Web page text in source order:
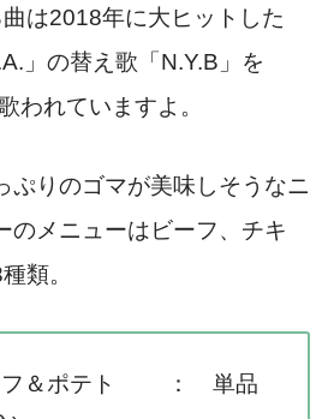
は2018年に大ヒットした
」の替え歌「N.Y.B」を
われていますよ。
ぷりのゴマが美味しそうなニ
のメニューはビーフ、チキ
類。
フ＆ポテト ： 単品